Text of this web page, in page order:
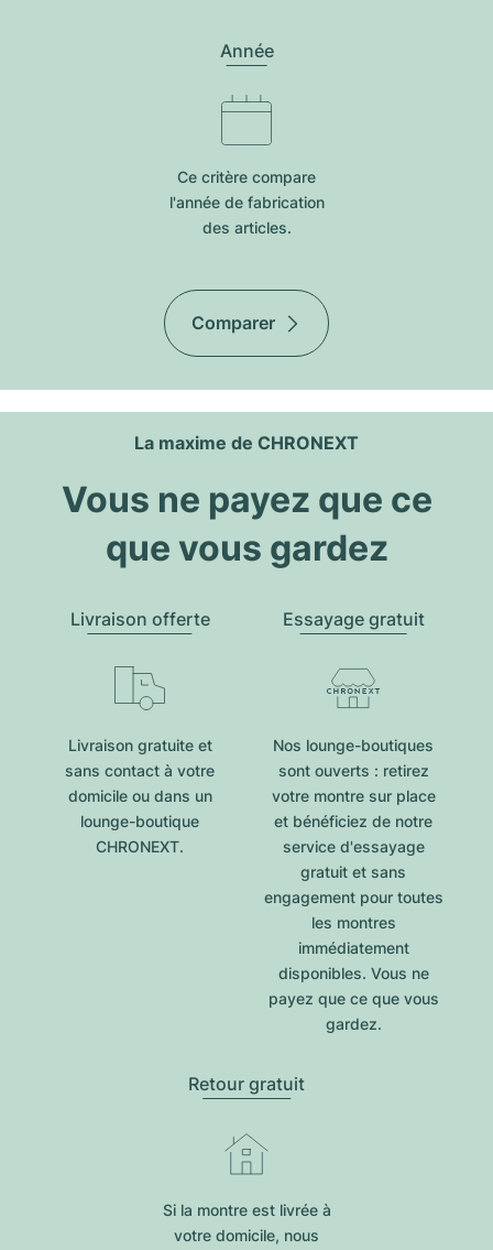
Année
Ce critère compare
l'année de fabrication
des articles.
Comparer
La maxime de CHRONEXT
Vous ne payez que ce
que vous gardez
Livraison offerte
Livraison gratuite et
sans contact à votre
domicile ou dans un
lounge-boutique
CHRONEXT.
Essayage gratuit
Nos lounge-boutiques
sont ouverts : retirez
votre montre sur place
et bénéficiez de notre
service d'essayage
gratuit et sans
engagement pour toutes
les montres
immédiatement
disponibles. Vous ne
payez que ce que vous
gardez.
Retour gratuit
Si la montre est livrée à
votre domicile, nous